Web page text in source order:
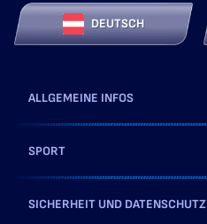
DEUTSCH
ALLGEMEINE INFOS
SPORT
SICHERHEIT UND DATENSCHUTZ